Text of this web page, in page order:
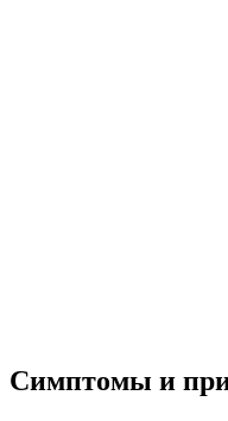
Симптомы и